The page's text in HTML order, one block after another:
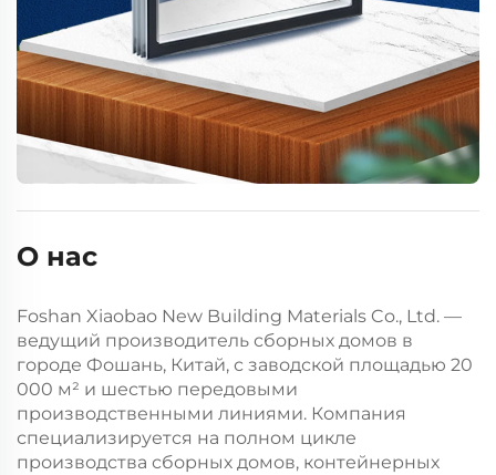
О нас
Foshan Xiaobao New Building Materials Co., Ltd. —
ведущий производитель сборных домов в
городе Фошань, Китай, с заводской площадью 20
000 м² и шестью передовыми
производственными линиями. Компания
специализируется на полном цикле
производства сборных домов, контейнерных